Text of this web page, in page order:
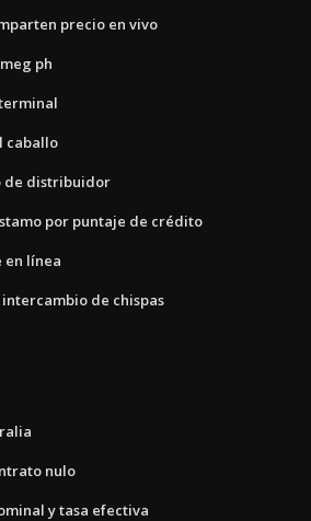
precio en vivo
ph
caballo
de distribuidor
por puntaje de crédito
en línea
de chispas
nulo
y tasa efectiva